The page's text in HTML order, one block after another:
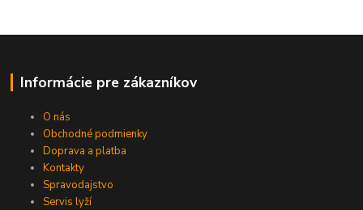
Informácie pre zákazníkov
O nás
Obchodné podmienky
Doprava a platba
Kontakty
Spravodajstvo
Servis lyží